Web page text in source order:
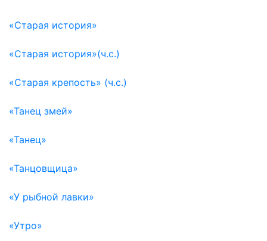
«Старая история»
«Старая история»(ч.с.)
«Старая крепость» (ч.с.)
«Танец змей»
«Танец»
«Танцовщица»
«У рыбной лавки»
«Утро»